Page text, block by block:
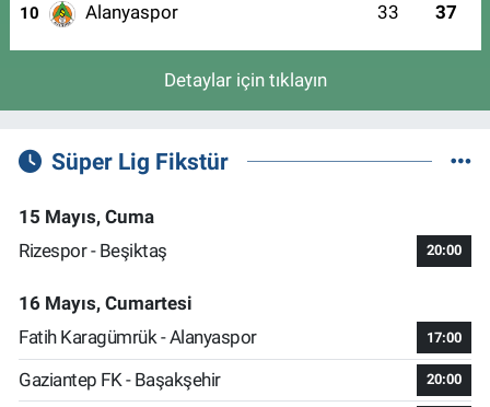
10 Alanyaspor 33 37
Detaylar için tıklayın
Süper Lig Fikstür
15 Mayıs, Cuma
Rizespor - Beşiktaş
20:00
16 Mayıs, Cumartesi
Fatih Karagümrük - Alanyaspor
17:00
Gaziantep FK - Başakşehir 20:00